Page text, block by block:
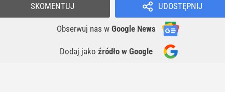
UDOSTĘPNIJ
Obserwuj nas w Google News
Dodaj jako źródło w Google
SKOMENTUJ